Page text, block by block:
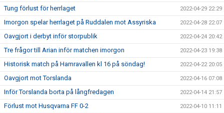
Tung förlust för herrlaget 2022-04-29 22:29
Imorgon spelar herrlaget på Ruddalen mot Assyriska 2022-04-28 22:07
Oavgjort i derbyt inför storpublik 2022-04-24 20:42
Tre frågor till Arian inför matchen imorgon 2022-04-23 19:38
Historisk match på Hamravallen kl 16 på söndag! 2022-04-22 20:05
Oavgjort mot Torslanda 2022-04-16 07:08
Inför Torslanda borta på långfredagen 2022-04-14 21:57
Förlust mot Husqvarna FF 0-2 2022-04-10 11:11